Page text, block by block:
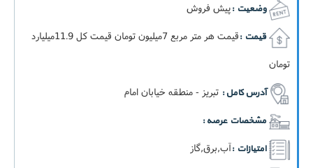
وضعیت :پیش فروش
قیمت :
قيمت هر متر مربع 7ميليون تومان قيمت کل 11.9ميليارد
تومان
آدرس کامل : تبریز - منطقه خیابان امام
مشخصات عرصه :
امتیازات :آب,برق,گاز